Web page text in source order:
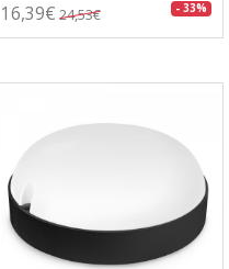
16,39€ 24,53€ - 33%